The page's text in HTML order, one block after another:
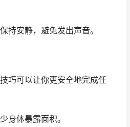
持安静，避免发出声音。
巧可以让你更安全地完成任
身体暴露面积。